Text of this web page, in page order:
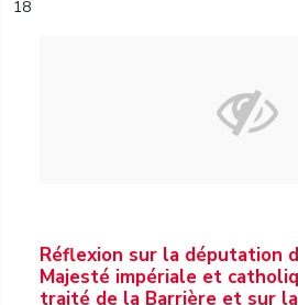
18
Réflexion sur la députation
Majesté impériale et
traité de la Barrière et sur